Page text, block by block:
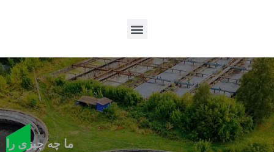
ما چه چیزی را